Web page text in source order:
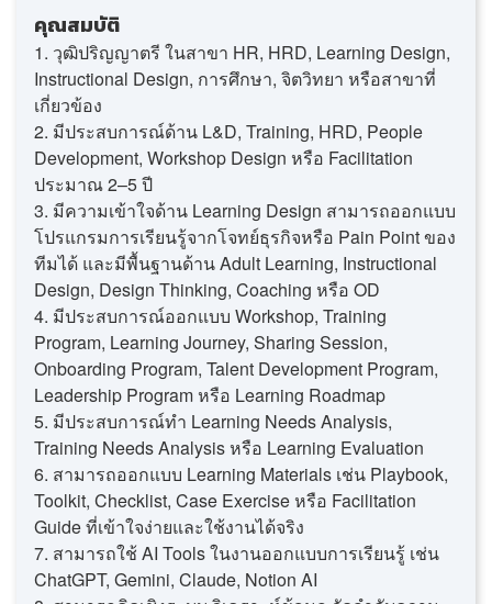
คุณสมบัติ
1. วุฒิปริญญาตรี ในสาขา HR, HRD, Learning Design,
Instructional Design, การศึกษา, จิตวิทยา หรือสาขาที่
เกี่ยวข้อง
2. มีประสบการณ์ด้าน L&D, Training, HRD, People
Development, Workshop Design หรือ Facilitation
ประมาณ 2–5 ปี
3. มีความเข้าใจด้าน Learning Design สามารถออกแบบ
โปรแกรมการเรียนรู้จากโจทย์ธุรกิจหรือ Pain Point ของ
ทีมได้ และมีพื้นฐานด้าน Adult Learning, Instructional
Design, Design Thinking, Coaching หรือ OD
4. มีประสบการณ์ออกแบบ Workshop, Training
Program, Learning Journey, Sharing Session,
Onboarding Program, Talent Development Program,
Leadership Program หรือ Learning Roadmap
5. มีประสบการณ์ทำ Learning Needs Analysis,
Training Needs Analysis หรือ Learning Evaluation
6. สามารถออกแบบ Learning Materials เช่น Playbook,
Toolkit, Checklist, Case Exercise หรือ Facilitation
Guide ที่เข้าใจง่ายและใช้งานได้จริง
7. สามารถใช้ AI Tools ในงานออกแบบการเรียนรู้ เช่น
ChatGPT, Gemini, Claude, Notion AI